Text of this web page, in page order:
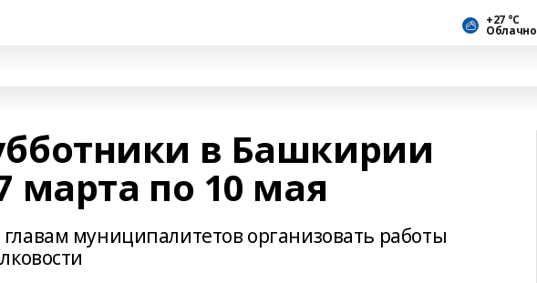
+27 °С
Облачно
в Башкирии
марта по 10 мая
муниципалитетов организовать работы